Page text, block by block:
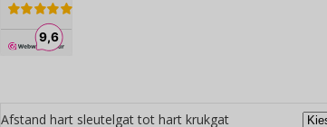
Afstand hart sleutelgat tot hart krukgat